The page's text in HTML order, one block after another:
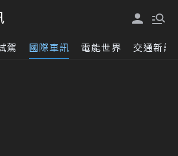
駕 國際車訊 電能世界 交通新訊